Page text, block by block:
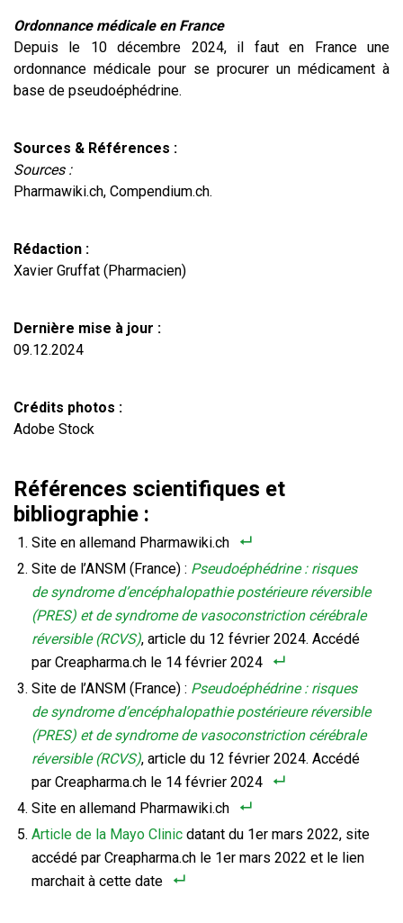
Ordonnance médicale en France
Depuis le 10 décembre 2024, il faut en France une
ordonnance médicale pour se procurer un médicament à
base de pseudoéphédrine.
Sources & Références :
Sources :
Pharmawiki.ch, Compendium.ch.
Rédaction :
Xavier Gruffat (Pharmacien)
Dernière mise à jour :
09.12.2024
Crédits photos :
Adobe Stock
Références scientifiques et
bibliographie :
Site en allemand Pharmawiki.ch
Site de l’ANSM (France) : Pseudoéphédrine : risques
de syndrome d’encéphalopathie postérieure réversible
(PRES) et de syndrome de vasoconstriction cérébrale
réversible (RCVS), article du 12 février 2024. Accédé
par Creapharma.ch le 14 février 2024
Site de l’ANSM (France) : Pseudoéphédrine : risques
de syndrome d’encéphalopathie postérieure réversible
(PRES) et de syndrome de vasoconstriction cérébrale
réversible (RCVS), article du 12 février 2024. Accédé
par Creapharma.ch le 14 février 2024
Site en allemand Pharmawiki.ch
Article de la Mayo Clinic datant du 1er mars 2022, site
accédé par Creapharma.ch le 1er mars 2022 et le lien
marchait à cette date